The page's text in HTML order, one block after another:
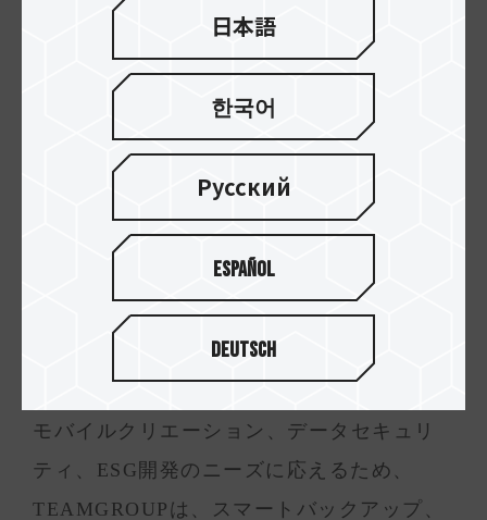
モバイルストレージとセキュリティ設計：
モバイルクリエーション、データセキュリ
ティ、ESG開発のニーズに応えるため、
TEAMGROUPは、スマートバックアップ、
日本語
한국어
Русский
Español
Deutsch